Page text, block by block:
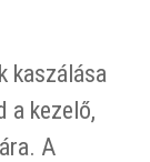
kaszálása
a kezelő,
A